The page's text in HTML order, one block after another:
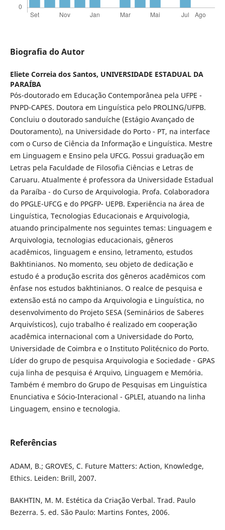
Biografia do Autor
Eliete Correia dos Santos, UNIVERSIDADE ESTADUAL DA
PARAÍBA
Pós-doutorado em Educação Contemporânea pela UFPE -
PNPD-CAPES. Doutora em Linguística pelo PROLING/UFPB.
Concluiu o doutorado sanduíche (Estágio Avançado de
Doutoramento), na Universidade do Porto - PT, na interface
com o Curso de Ciência da Informação e Linguística. Mestre
em Linguagem e Ensino pela UFCG. Possui graduação em
Letras pela Faculdade de Filosofia Ciências e Letras de
Caruaru. Atualmente é professora da Universidade Estadual
da Paraíba - do Curso de Arquivologia. Profa. Colaboradora
do PPGLE-UFCG e do PPGFP- UEPB. Experiência na área de
Linguística, Tecnologias Educacionais e Arquivologia,
atuando principalmente nos seguintes temas: Linguagem e
Arquivologia, tecnologias educacionais, gêneros
acadêmicos, linguagem e ensino, letramento, estudos
Bakhtinianos. No momento, seu objeto de dedicação e
estudo é a produção escrita dos gêneros acadêmicos com
ênfase nos estudos bakhtinianos. O realce de pesquisa e
extensão está no campo da Arquivologia e Linguística, no
desenvolvimento do Projeto SESA (Seminários de Saberes
Arquivísticos), cujo trabalho é realizado em cooperação
acadêmica internacional com a Universidade do Porto,
Universidade de Coimbra e o Instituto Politécnico do Porto.
Líder do grupo de pesquisa Arquivologia e Sociedade - GPAS
cuja linha de pesquisa é Arquivo, Linguagem e Memória.
Também é membro do Grupo de Pesquisas em Linguística
Enunciativa e Sócio-Interacional - GPLEI, atuando na linha
Linguagem, ensino e tecnologia.
Referências
ADAM, B.; GROVES, C. Future Matters: Action, Knowledge,
Ethics. Leiden: Brill, 2007.
BAKHTIN, M. M. Estética da Criação Verbal. Trad. Paulo
Bezerra. 5. ed. São Paulo: Martins Fontes, 2006.